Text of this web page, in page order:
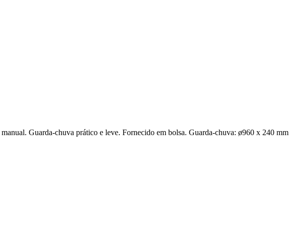
Guarda-chuva prático e leve. Fornecido em bolsa. Guarda-chuva: ø960 x 240